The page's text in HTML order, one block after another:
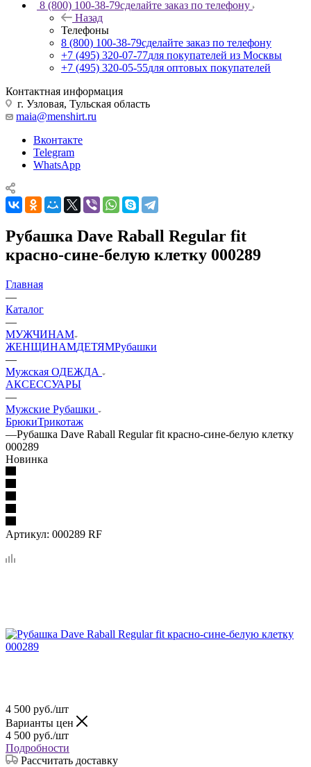
8 (800) 100-38-79сделайте заказ по телефону
Назад
Телефоны
8 (800) 100-38-79сделайте заказ по телефону
+7 (495) 320-07-77для покупателей из Москвы
+7 (495) 320-05-55для оптовых покупателей
Контактная информация
г. Узловая, Тульская область
maia@menshirt.ru
Вконтакте
Telegram
WhatsApp
Рубашка Dave Raball Regular fit
красно-сине-белую клетку 000289
Главная
—
Каталог
—
МУЖЧИНАМ
ЖЕНЩИНАМДЕТЯМРубашки
—
Мужская ОДЕЖДА
АКСЕССУАРЫ
—
Мужские Рубашки
БрюкиТрикотаж
—Рубашка Dave Raball Regular fit красно-сине-белую клетку
000289
Новинка
Артикул: 000289 RF
4 500 руб./шт
Варианты цен
4 500 руб./шт
Подробности
Рассчитать доставку